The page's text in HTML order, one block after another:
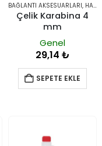
,SULAMA SISTEMLERI
BAĞLANTI AKSESUARLARI, HAVALANDIRMA VE İKLIMLENDIRME
Çelik Karabina 4
mm
Genel
29,14 ₺
SEPETE EKLE